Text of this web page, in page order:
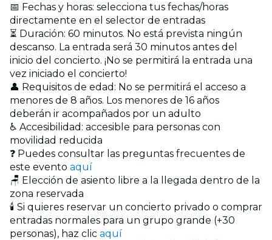
📅 Fechas y horas: selecciona tus fechas/horas
directamente en el selector de entradas
⏳ Duración: 60 minutos. No está prevista ningún
descanso. La entrada será 30 minutos antes del
inicio del concierto. ¡No se permitirá la entrada una
vez iniciado el concierto!
👤 Requisitos de edad: No se permitirá el acceso a
menores de 8 años. Los menores de 16 años
deberán ir acompañados por un adulto
♿ Accesibilidad: accesible para personas con
movilidad reducida
❓ Puedes consultar las preguntas frecuentes de
este evento aquí
🪑 Elección de asiento libre a la llegada dentro de la
zona reservada
🕯️ Si quieres reservar un concierto privado o comprar
entradas normales para un grupo grande (+30
personas), haz clic aquí